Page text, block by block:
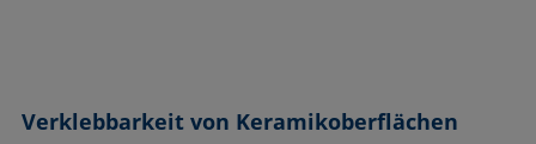
Verklebbarkeit von Keramikoberflächen